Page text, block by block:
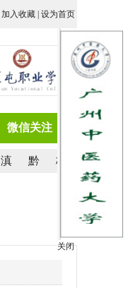
加入收藏 设为首页
微信关注
滇 黔 桂
· 桂林信息
关闭